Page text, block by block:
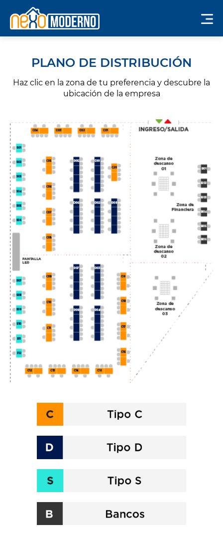
PLANO DE DISTRIBUCIÓN
Haz clic en la zona de tu preferencia y descubre la
ubicación de la empresa